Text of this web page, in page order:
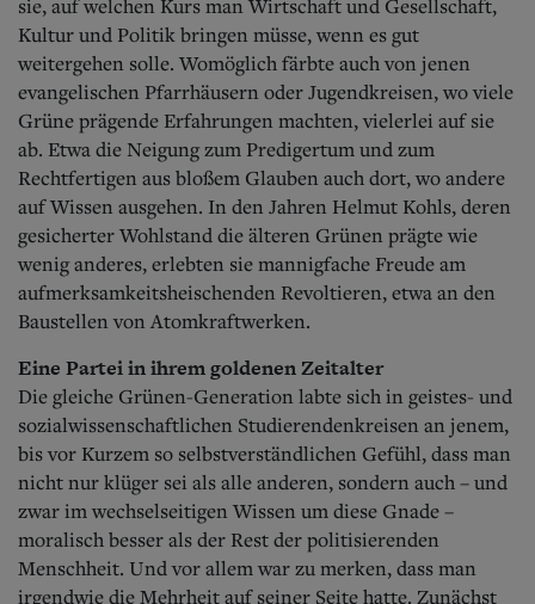
sie, auf welchen Kurs man Wirtschaft und Gesellschaft,
Kultur und Politik bringen müsse, wenn es gut
weitergehen solle. Womöglich färbte auch von jenen
evangelischen Pfarrhäusern oder Jugendkreisen, wo viele
Grüne prägende Erfahrungen machten, vielerlei auf sie
ab. Etwa die Neigung zum Predigertum und zum
Rechtfertigen aus bloßem Glauben auch dort, wo andere
auf Wissen ausgehen. In den Jahren Helmut Kohls, deren
gesicherter Wohlstand die älteren Grünen prägte wie
wenig anderes, erlebten sie mannigfache Freude am
aufmerksamkeitsheischenden Revoltieren, etwa an den
Baustellen von Atomkraftwerken.
Eine Partei in ihrem goldenen Zeitalter
Die gleiche Grünen-Generation labte sich in geistes- und
sozialwissenschaftlichen Studierendenkreisen an jenem,
bis vor Kurzem so selbstverständlichen Gefühl, dass man
nicht nur klüger sei als alle anderen, sondern auch – und
zwar im wechselseitigen Wissen um diese Gnade –
moralisch besser als der Rest der politisierenden
Menschheit. Und vor allem war zu merken, dass man
irgendwie die Mehrheit auf seiner Seite hatte. Zunächst